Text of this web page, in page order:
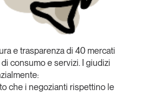
e trasparenza di 40 mercati
consumo e servizi. I giudizi
che i negozianti rispettino le